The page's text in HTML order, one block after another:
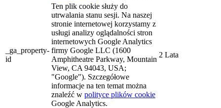
_ga_property-
id
Ten plik cookie służy do
utrwalania stanu sesji. Na naszej
stronie internetowej korzystamy z
usługi analizy oglądalności stron
internetowych Google Analytics
firmy Google LLC (1600
Amphitheatre Parkway, Mountain
View, CA 94043, USA;
"Google"). Szczegółowe
informacje na ten temat można
znaleźć w polityce plików cookie
Google Analytics.
2 Lata